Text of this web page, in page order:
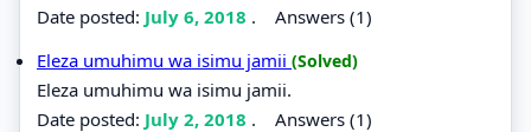
Date posted: July 6, 2018 . Answers (1)
Eleza umuhimu wa isimu jamii (Solved)
Eleza umuhimu wa isimu jamii.
Date posted: July 2, 2018 . Answers (1)